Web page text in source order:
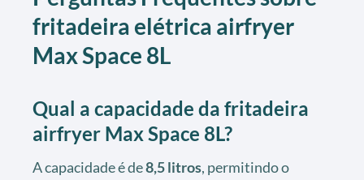
fritadeira elétrica airfryer
Max Space 8L
Qual a capacidade da fritadeira
airfryer Max Space 8L?
A capacidade é de8,5 litros, permitindo o